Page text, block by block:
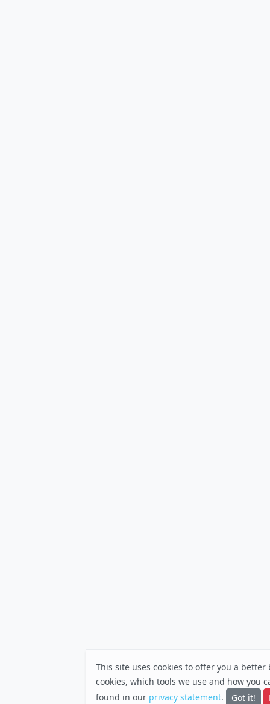
This site uses cookies to offer you a
cookies, which tools we use and how you
found in our privacy statement. Got it!